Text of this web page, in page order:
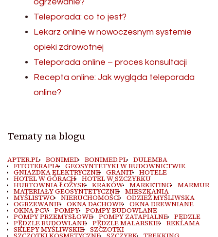
Teleporada: co to jest?
Lekarz online w nowoczesnym systemie
opieki zdrowotnej
Teleporada online – proces konsultacji
Recepta online: Jak wygląda teleporada
online?
Tematy na blogu
APTER.PL BONIMED BONIMED.PL DULEMBA
FITOTERAPIA GEOSYNTETYKI W BUDOWNICTWIE
GNIAZDKA ELEKTRYCZNE GRANIT HOTELE
HOTEL W GÓRACH HOTEL W SZCZYRKU
HURTOWNIA ŁOŻYSK KRAKÓW MARKETING MARMUR
MATERIAŁY GEOSYNTETYCZNE MIESZKANIA
MYŚLISTWO NIERUCHOMOŚCI ODZIEŻ MYŚLIWSKA
OGRZEWANIE OKNA DACHOWE OKNA DREWNIANE
OKNA PCV POMPY POMPY BUDOWLANE
POMPY PRZEMYSŁOWE POMPY ZATAPIALNE PĘDZLE
PĘDZLE BUDOWLANE PĘDZLE MALARSKIE REKLAMA
SKLEPY MYŚLIWSKIE SZCZOTKI